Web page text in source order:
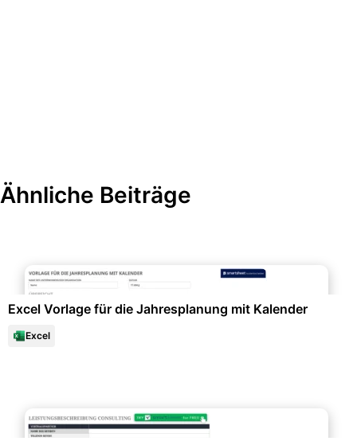
Ähnliche Beiträge
Excel Vorlage für die Jahresplanung mit Kalender
Excel